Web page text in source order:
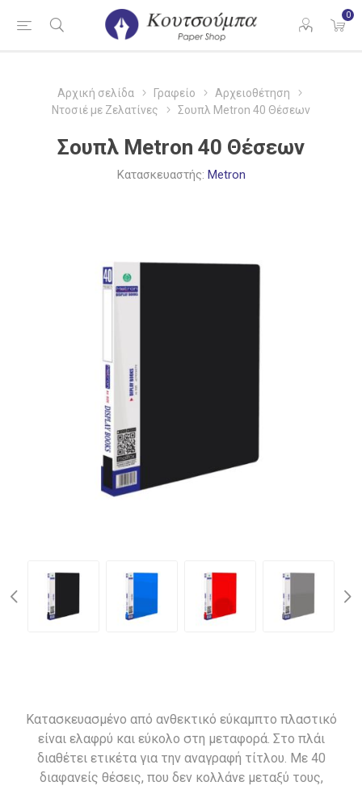
0
Αρχική σελίδα Γραφείο
Αρχειοθέτηση
Ντοσιέ με Ζελατίνες
Σουπλ Metron 40 Θέσεων
Σουπλ Metron 40 Θέσεων
Κατασκευαστής: Metron
Κατασκευασμένο από ανθεκτικό εύκαμπτο πλαστικό
είναι ελαφρύ και εύκολο στη μεταφορά. Στο πλάι
διαθέτει ετικέτα για την αναγραφή τίτλου. Με 40
διαφανείς θέσεις, που δεν κολλάνε μεταξύ τους,